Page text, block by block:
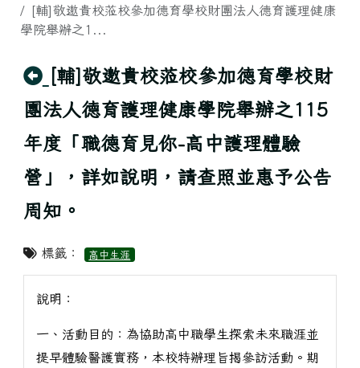
[輔]敬邀貴校蒞校參加德育學校財團法人德育護理健康
學院舉辦之1...
回上頁
[輔]敬邀貴校蒞校參加德育學校財
團法人德育護理健康學院舉辦之115
年度「職德育見你-高中護理體驗
營」，詳如說明，請查照並惠予公告
周知。
標籤： 高中生涯
說明：
一、活動目的：為協助高中職學生探索未來職涯並
提早體驗醫護實務，本校特辦理旨揭參訪活動。期